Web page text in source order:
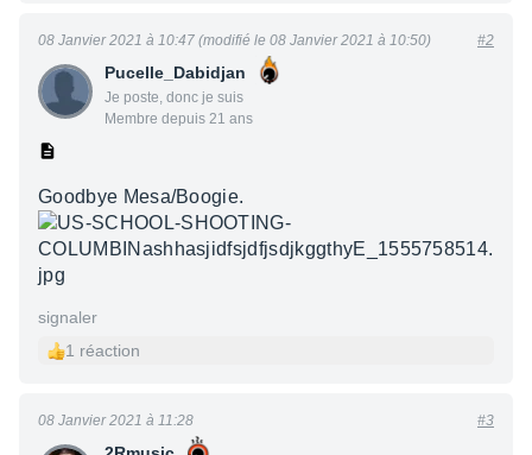
Pucelle_Dabidjan
Je poste, donc je suis
Membre depuis 21 ans
08 Janvier 2021 à 10:47 (modifié le 08 Janvier 2021 à 10:50) #2
Goodbye Mesa/Boogie.
signaler
1 réaction
08 Janvier 2021 à 11:28 #3